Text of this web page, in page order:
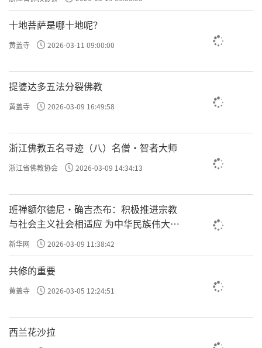
方得出离。
十地菩萨是哪十地呢？
黄盖寺 2026-03-11 09:00:00
提婆达多五法分裂佛教
黄盖寺 2026-03-09 16:49:58
浙江佛教五名寻迹（八）名僧·智者大师
浙江省佛教协会 2026-03-09 14:34:13
班禅额尔德尼·确吉杰布：积极推进宗教
与社会主义社会相适应 为中华民族伟大复
兴贡献力量
新华网 2026-03-09 11:38:42
共修的重要
黄盖寺 2026-03-05 12:24:51
西兰花沙拉